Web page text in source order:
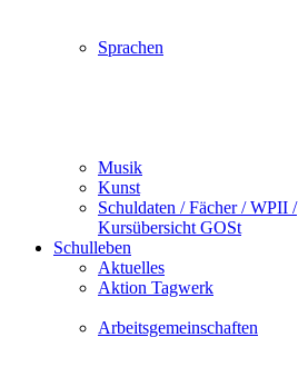
Sprachen
Musik
Kunst
Schuldaten / Fächer / WPII /
Kursübersicht GOSt
Schulleben
Aktuelles
Aktion Tagwerk
Arbeitsgemeinschaften